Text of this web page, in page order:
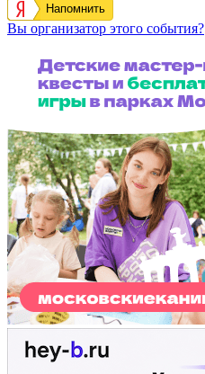
Напомнить
Вы организатор этого события?